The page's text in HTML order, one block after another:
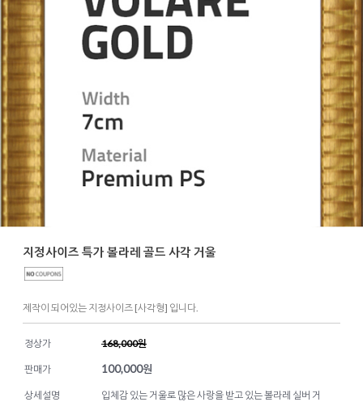
지정사이즈 특가 볼라레 골드 사각 거울
제작이 되어있는 지정사이즈 [사각형] 입니다.
정상가 168,000원
판매가 100,000원
상세설명
입체감 있는 거울로 많은 사랑을 받고 있는 볼라레 실버 거